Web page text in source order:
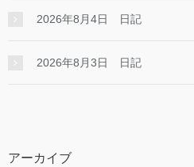
2026年8月4日 日記
2026年8月3日 日記
アーカイブ